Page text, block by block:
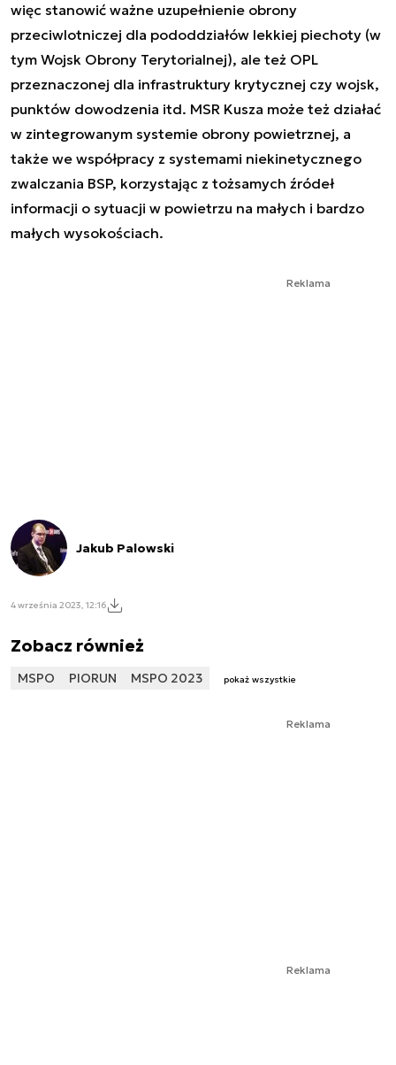
więc stanowić ważne uzupełnienie obrony
przeciwlotniczej dla pododdziałów lekkiej piechoty (w
tym Wojsk Obrony Terytorialnej), ale też OPL
przeznaczonej dla infrastruktury krytycznej czy wojsk,
punktów dowodzenia itd. MSR Kusza może też działać
w zintegrowanym systemie obrony powietrznej, a
także we współpracy z systemami niekinetycznego
zwalczania BSP, korzystając z tożsamych źródeł
informacji o sytuacji w powietrzu na małych i bardzo
małych wysokościach.
Reklama
Jakub Palowski
4 września 2023, 12:16
Zobacz również
MSPO PIORUN MSPO 2023 pokaż wszystkie
Reklama
Reklama